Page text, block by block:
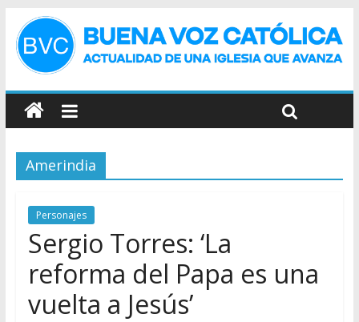
Amerindia
Personajes
Sergio Torres: ‘La
reforma del Papa es una
vuelta a Jesús’